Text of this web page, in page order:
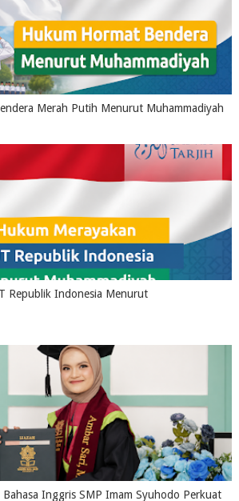
Merah Putih Menurut Muhammadiyah
Republik Indonesia Menurut
Inggris SMP Imam Syuhodo Perkuat